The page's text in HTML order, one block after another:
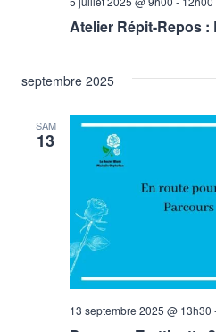
Atelier Répit-Repos
septembre 2025
SAM
13
13 septembre 2025 @ 13h30